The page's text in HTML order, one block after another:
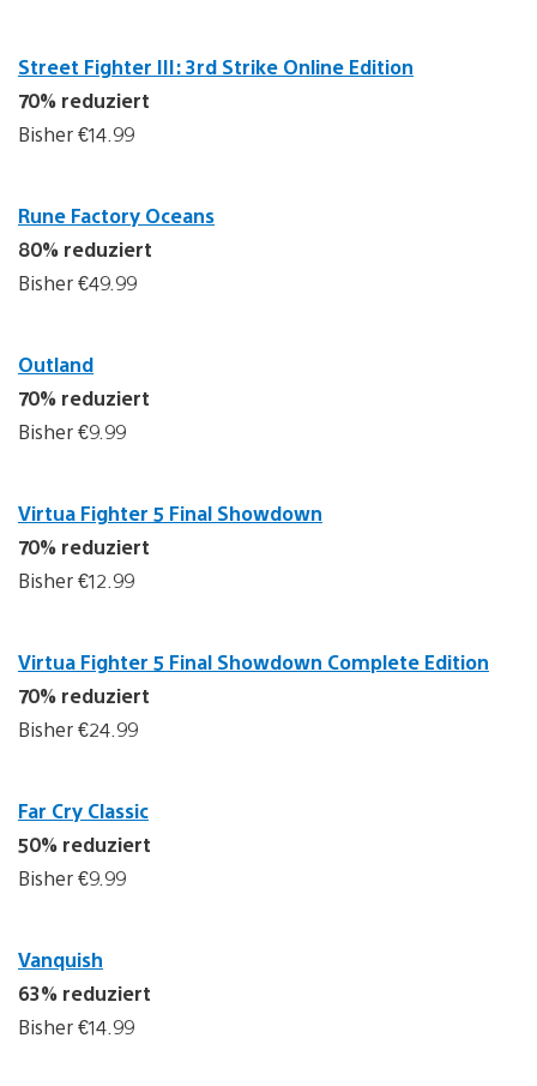
Street Fighter III: 3rd Strike Online Edition
70% reduziert
Bisher €14.99
Rune Factory Oceans
80% reduziert
Bisher €49.99
Outland
70% reduziert
Bisher €9.99
Virtua Fighter 5 Final Showdown
70% reduziert
Bisher €12.99
Virtua Fighter 5 Final Showdown Complete Edition
70% reduziert
Bisher €24.99
Far Cry Classic
50% reduziert
Bisher €9.99
Vanquish
63% reduziert
Bisher €14.99